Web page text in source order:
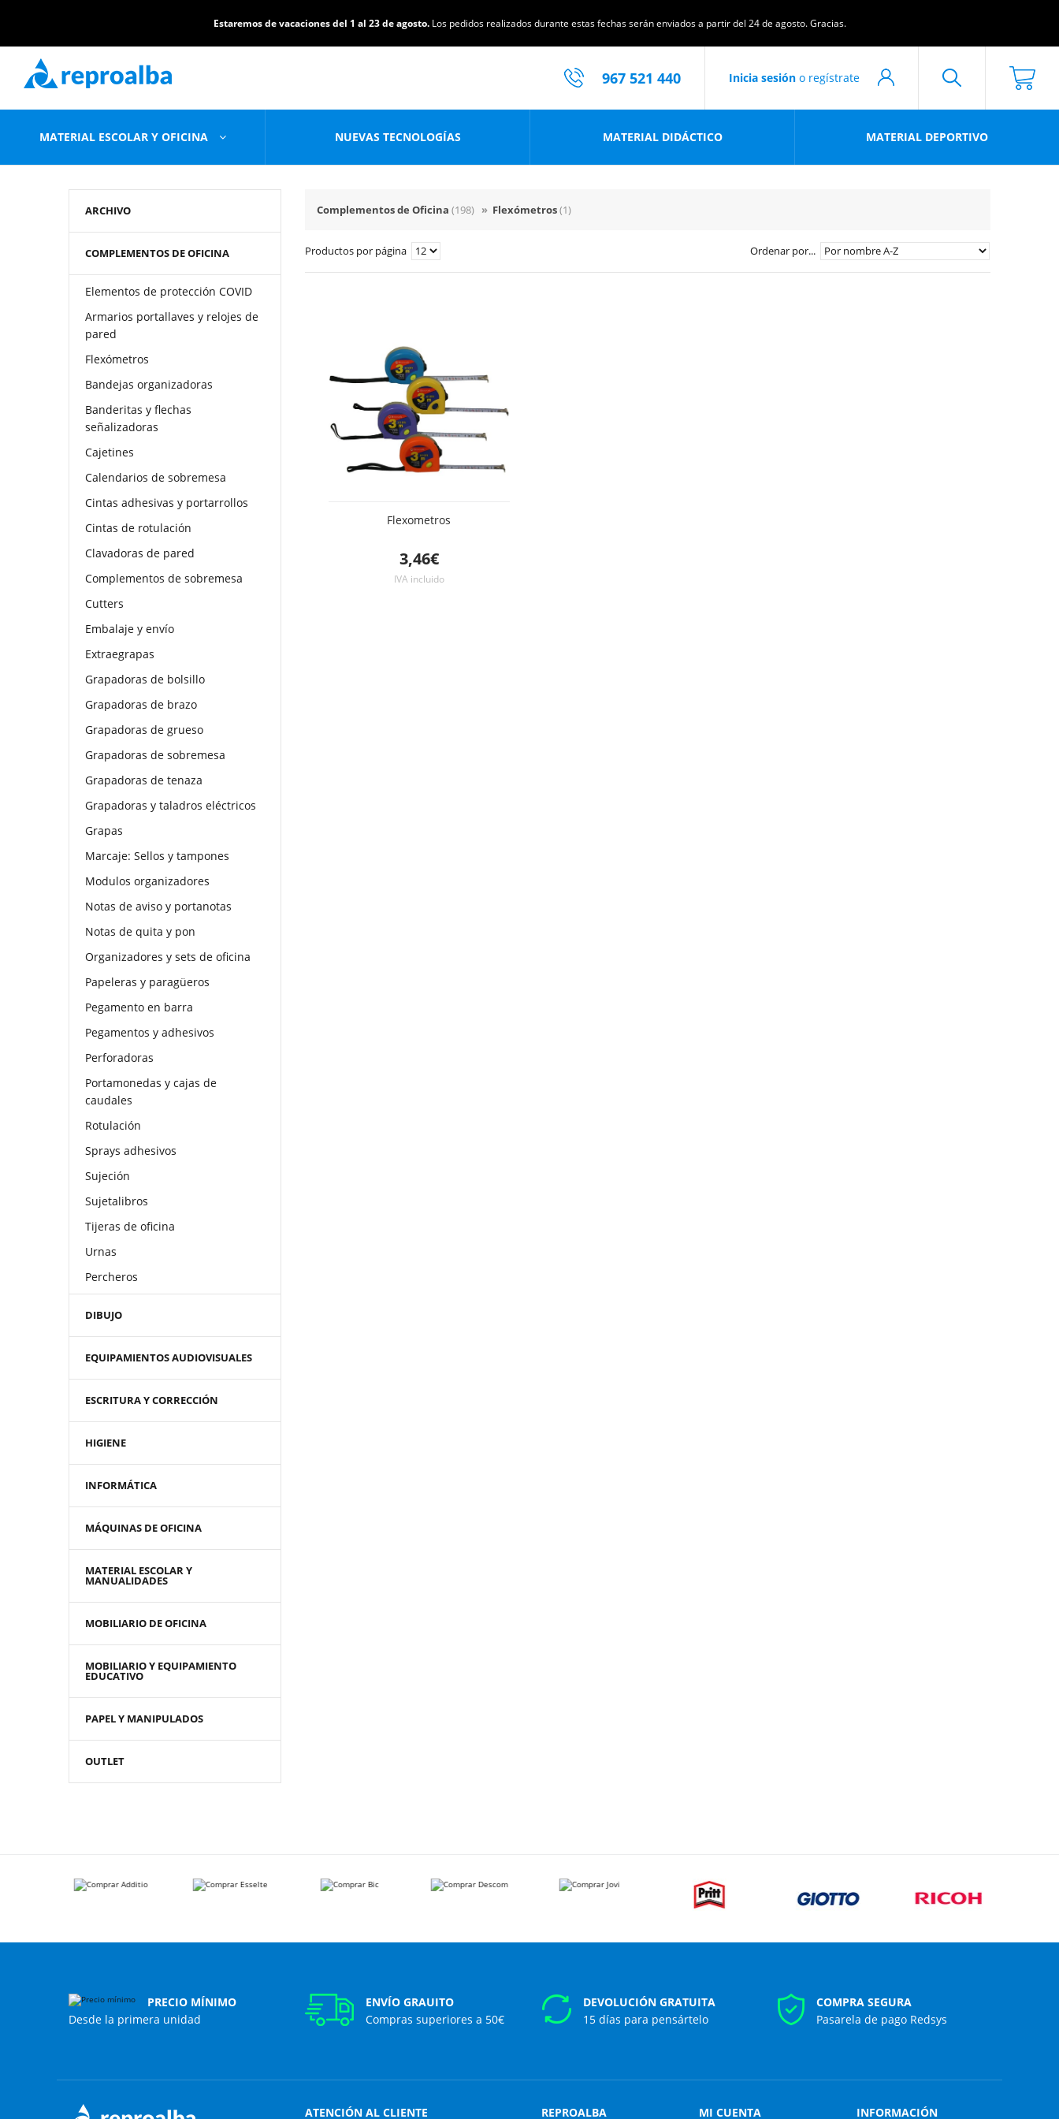
Estaremos de vacaciones del 1 al 23 de agosto. Los pedidos realizados durante estas fechas serán enviados a partir del 24 de agosto. Gracias.
Inicia sesión o regístrate
967 521 440
MATERIAL ESCOLAR Y OFICINA NUEVAS TECNOLOGÍAS MATERIAL DIDÁCTICO MATERIAL DEPORTIVO
ARCHIVO
COMPLEMENTOS DE OFICINA
Elementos de protección COVID
Armarios portallaves y relojes de
pared
Flexómetros
Bandejas organizadoras
Banderitas y flechas
señalizadoras
Cajetines
Calendarios de sobremesa
Cintas adhesivas y portarrollos
Cintas de rotulación
Clavadoras de pared
Complementos de sobremesa
Cutters
Embalaje y envío
Extraegrapas
Grapadoras de bolsillo
Grapadoras de brazo
Grapadoras de grueso
Grapadoras de sobremesa
Grapadoras de tenaza
Grapadoras y taladros eléctricos
Grapas
Marcaje: Sellos y tampones
Modulos organizadores
Notas de aviso y portanotas
Notas de quita y pon
Organizadores y sets de oficina
Papeleras y paragüeros
Pegamento en barra
Pegamentos y adhesivos
Perforadoras
Portamonedas y cajas de
caudales
Rotulación
Sprays adhesivos
Sujeción
Sujetalibros
Tijeras de oficina
Urnas
Percheros
DIBUJO
EQUIPAMIENTOS AUDIOVISUALES
ESCRITURA Y CORRECCIÓN
HIGIENE
INFORMÁTICA
MÁQUINAS DE OFICINA
MATERIAL ESCOLAR Y
MANUALIDADES
MOBILIARIO DE OFICINA
MOBILIARIO Y EQUIPAMIENTO
EDUCATIVO
PAPEL Y MANIPULADOS
OUTLET
Complementos de Oficina (198) » Flexómetros(1)
Productos por página Ordenar por...
Flexometros
3,46€
IVA incluido
PRECIO MÍNIMO
Desde la primera unidad
ENVÍO GRAUITO
Compras superiores a 50€
DEVOLUCIÓN GRATUITA
15 días para pensártelo
COMPRA SEGURA
Pasarela de pago Redsys
ATENCIÓN AL CLIENTE REPROALBA MI CUENTA INFORMACIÓN